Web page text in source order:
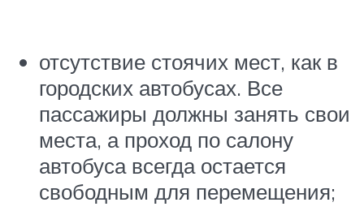
отсутствие стоячих мест, как в
городских автобусах. Все
пассажиры должны занять свои
места, а проход по салону
автобуса всегда остается
свободным для перемещения;